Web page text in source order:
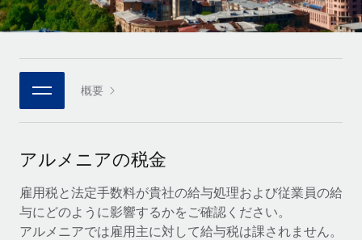
チームのための人事の基本機能を内蔵
接続 新しい
当社のMCPを使用して、あらゆるAIツールをRemoteに接続
統合
基本的なビジネスツールを活用して業務プロセスを効率化す
専門家に相談
グローバル人事・コンプライアンスの専門サポート
大企業向けのグローバルHR
パートナーに登録
戦略的テクノロジーパートナー
グローバルな人事機能を柔軟に自社プラットフォームへ統合
当社とのパートナーシップの可能性を検討する
Remote Build 近日リリース予定
統合とAI自動化に関するコンサルティング
チェックリストおよびテンプレート
職務内容ライブラリ
ウェビナー
イベント
ニュースルーム
給与・人材情報
情報センター
Português (Portugal)
日本語
한국어 概要
アルメニアの税金
雇用税と法定手数料が貴社の給与処理および従業員の給
与にどのように影響するかをご確認ください。
アルメニアでは雇用主に対して給与税は課されません。